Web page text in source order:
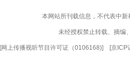
本网站所刊载信息，不代表中
未经授权禁止转载、摘编
[网上传播视听节目许可证（0106168)] [京ICP